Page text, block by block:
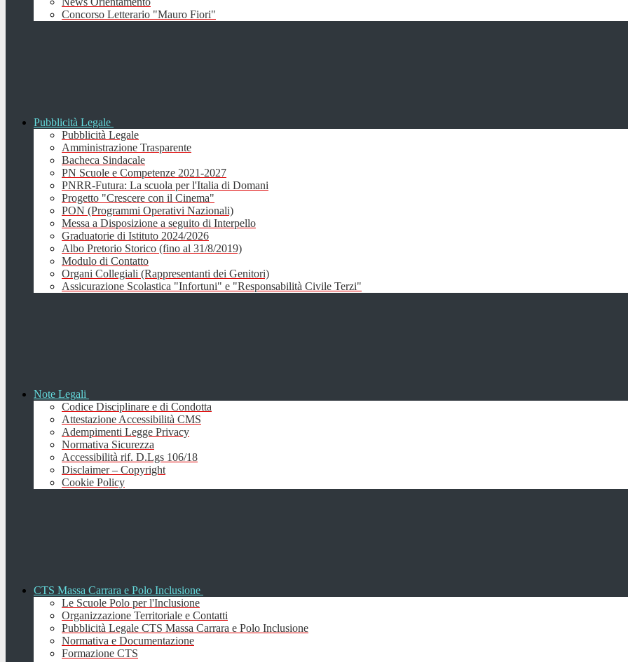
Concorso Letterario "Mauro Fiori"
Pubblicità Legale
Pubblicità Legale
Amministrazione Trasparente
Bacheca Sindacale
PN Scuole e Competenze 2021-2027
PNRR-Futura: La scuola per l'Italia di Domani
Progetto "Crescere con il Cinema"
PON (Programmi Operativi Nazionali)
Messa a Disposizione a seguito di Interpello
Graduatorie di Istituto 2024/2026
Albo Pretorio Storico (fino al 31/8/2019)
Modulo di Contatto
Organi Collegiali (Rappresentanti dei Genitori)
Assicurazione Scolastica "Infortuni" e "Responsabilità Civile Terzi"
Note Legali
Codice Disciplinare e di Condotta
Attestazione Accessibilità CMS
Adempimenti Legge Privacy
Normativa Sicurezza
Accessibilità rif. D.Lgs 106/18
Disclaimer – Copyright
Cookie Policy
CTS Massa Carrara e Polo Inclusione
Le Scuole Polo per l'Inclusione
Organizzazione Territoriale e Contatti
Pubblicità Legale CTS Massa Carrara e Polo Inclusione
Normativa e Documentazione
Formazione CTS